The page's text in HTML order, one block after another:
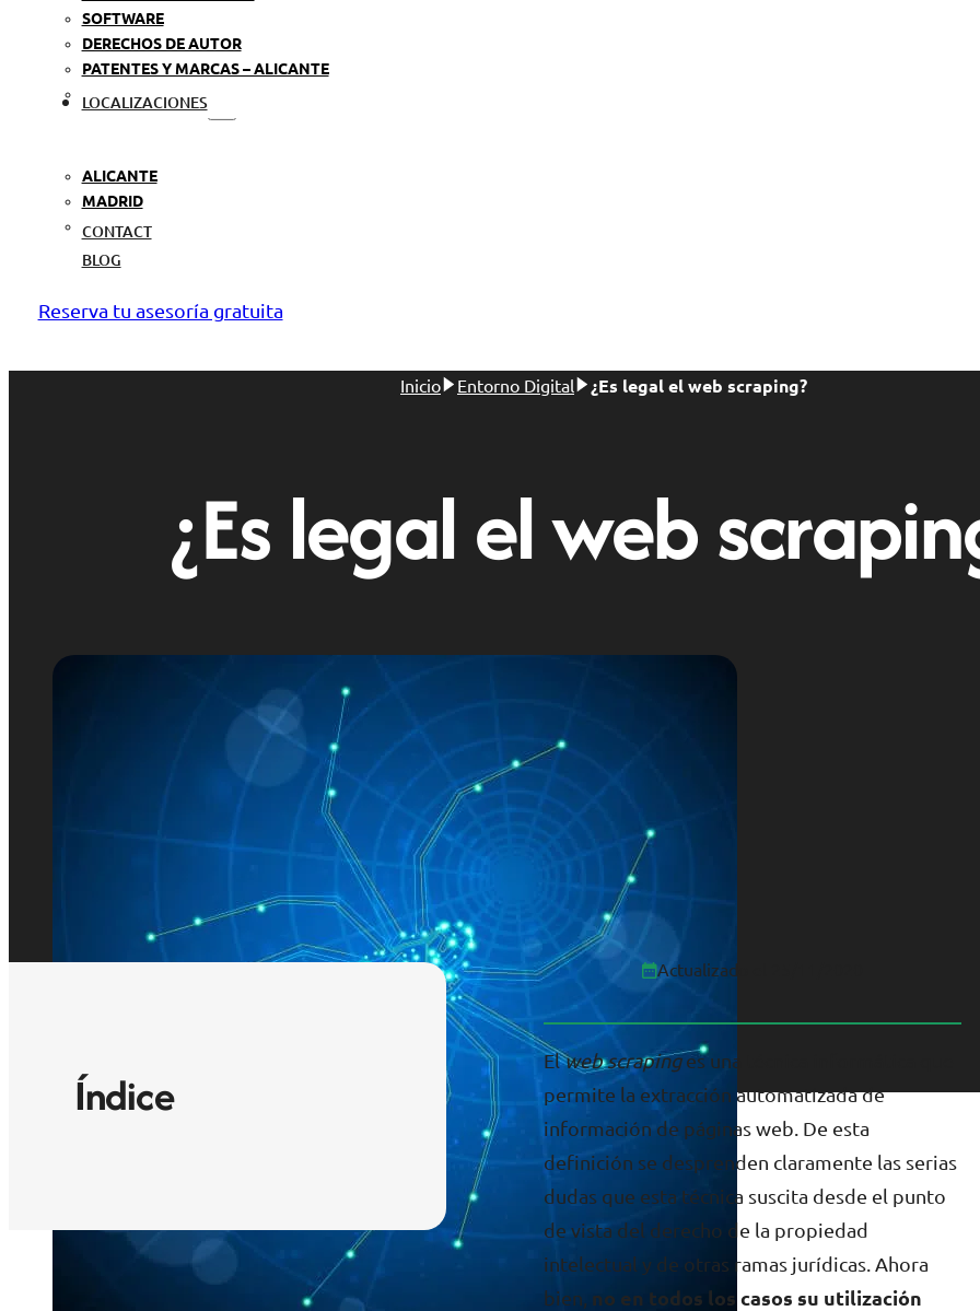
SOFTWARE
DERECHOS DE AUTOR
PATENTES Y MARCAS – ALICANTE
LOCALIZACIONES
ALICANTE
MADRID
CONTACT
BLOG
Reserva tu asesoría gratuita
Inicio Entorno Digital ¿Es legal el web scraping?
¿Es legal el web
Índice
Actualizado el 25/11/2020
Elweb scrapinges una técnica informática que
permite la extracción automatizada de
información de páginas web. De esta
definición se desprenden claramente las serias
dudas que esta técnica suscita desde el punto
de vista del derecho de la propiedad
intelectual y de otras ramas jurídicas. Ahora
bien, no en todos los casos su utilización